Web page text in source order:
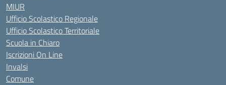
MIUR
Ufficio Scolastico Regionale
Ufficio Scolastico Territoriale
Scuola in Chiaro
Iscrizioni On Line
Invalsi
Comune